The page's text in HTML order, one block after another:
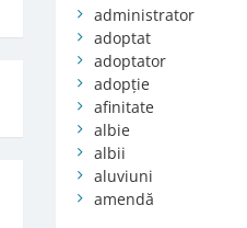
administrator
adoptat
adoptator
adopție
afinitate
albie
albii
aluviuni
amendă